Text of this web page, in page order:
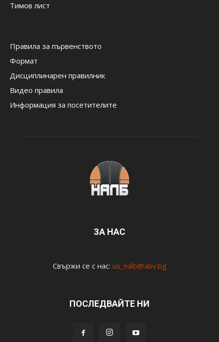
Тимов лист
Правила за първенството
Формат
Дисциплинарен правилник
Видео правила
Информация за посетителите
ЗА НАС
Свържи се с нас: us_nalb@abv.bg
ПОСЛЕДВАЙТЕ НИ